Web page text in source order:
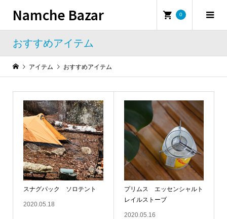
Namche Bazar 0
おすすめアイテム
アイテム おすすめアイテム
スナグパック ソロテント
2020.05.18
プリムス エッセンシャルト
レイルストーブ
2020.05.16